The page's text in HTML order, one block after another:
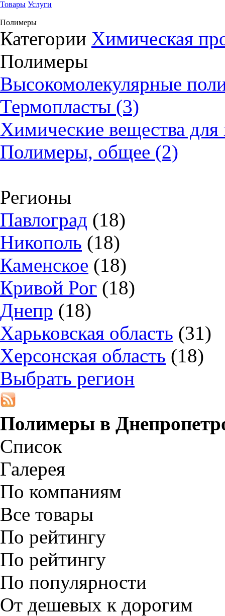
Товары Услуги
Полимеры
Категории Химическая
Полимеры
Высокомолекулярные
Термопласты (3)
Химические вещества для
Полимеры, общее (2)
Регионы
Павлоград (18)
Никополь (18)
Каменское (18)
Кривой Рог (18)
Днепр (18)
Харьковская область (31)
Херсонская область (18)
Выбрать регион
Полимеры в
Список
Галерея
По компаниям
Все товары
По рейтингу
По рейтингу
По популярности
От дешевых к дорогим